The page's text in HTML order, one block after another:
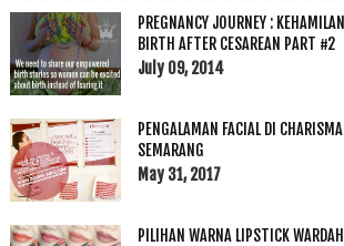
PREGNANCY JOURNEY :
BIRTH AFTER CESAREAN PART #2
July 09, 2014
PENGALAMAN FACIAL DI
SEMARANG
May 31, 2017
PILIHAN WARNA LIPSTICK